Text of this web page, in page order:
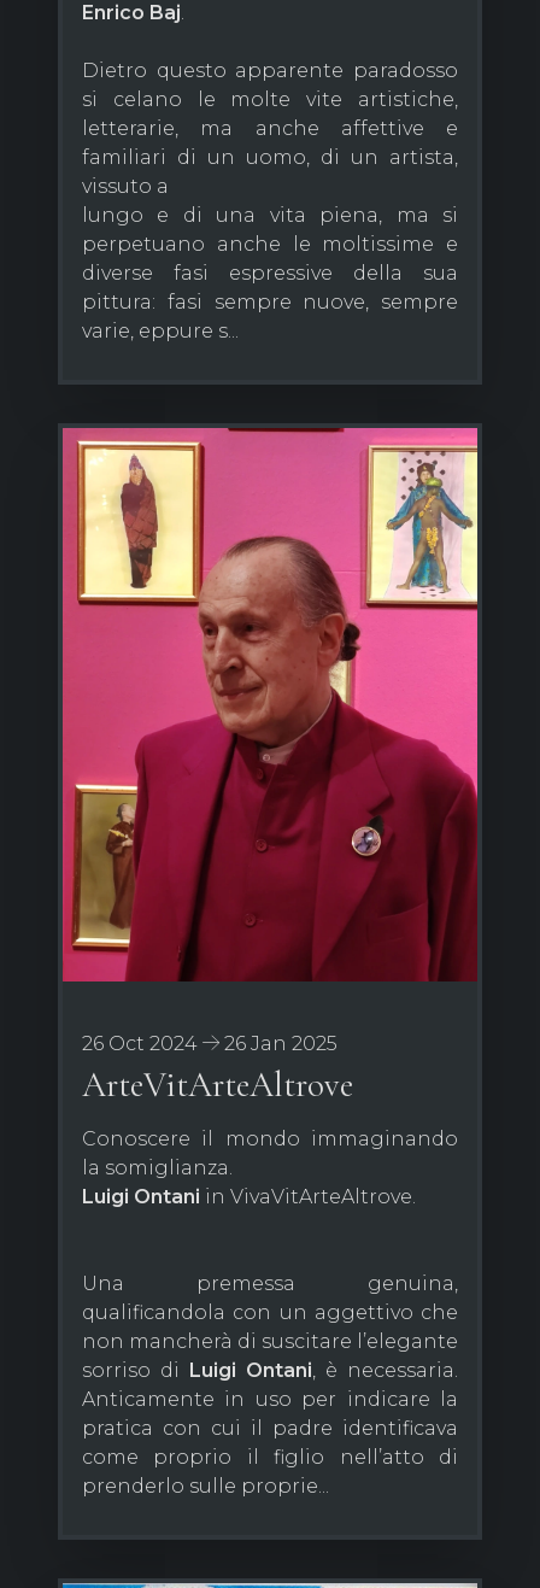
Enrico Baj.
Dietro questo apparente paradosso
si celano le molte vite artistiche,
letterarie, ma anche affettive e
familiari di un uomo, di un artista,
vissuto a
lungo e di una vita piena, ma si
perpetuano anche le moltissime e
diverse fasi espressive della sua
pittura: fasi sempre nuove, sempre
varie, eppure s...
26 Oct 2024 26 Jan 2025
ArteVitArteAltrove
Conoscere il mondo immaginando
la somiglianza.
Luigi Ontani in VivaVitArteAltrove.
Una premessa genuina,
qualificandola con un aggettivo che
non mancherà di suscitare l’elegante
sorriso di Luigi Ontani, è necessaria.
Anticamente in uso per indicare la
pratica con cui il padre identificava
come proprio il figlio nell’atto di
prenderlo sulle proprie...